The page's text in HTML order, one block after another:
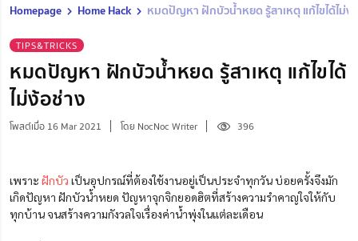
Homepage Home Hack หมดปัญหา ฝักบัวน้ำหยด รู้สาเหตุ แก้ไขได้ไม่ง้
TIPS&TRICKS
หมดปัญหา ฝักบัวน้ำหยด รู้สาเหตุ แก้ไขได้
ไม่ง้อช่าง
โพสต์เมื่อ 16 Mar 2021 โดย NocNoc Writer 396
เพราะ ฝักบัว เป็นอุปกรณ์ที่ต้องใช้งานอยู่เป็นประจำทุกวัน บ่อยครั้งจึงมัก
เกิดปัญหา ฝักบัวน้ำหยด ปัญหาจุกจิกยอดฮิตที่สร้างความรำคาญใจให้กับ
ทุกบ้าน จนสร้างความกังวลใจเรื่องค่าน้ำพุ่งในแต่ละเดือน